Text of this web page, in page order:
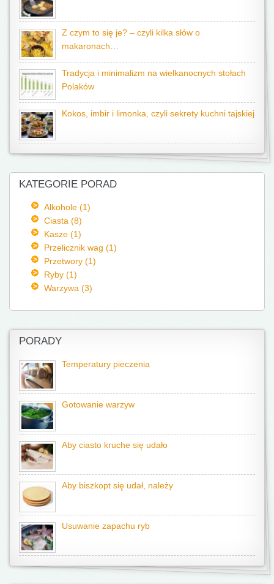
Z czym to się je? – czyli kilka słów o
makaronach…
Tradycja i minimalizm na wielkanocnych stołach
Polaków
Kokos, imbir i limonka, czyli sekrety kuchni tajskiej
KATEGORIE PORAD
Alkohole (1)
Ciasta (8)
Kasze (1)
Przelicznik wag (1)
Przetwory (1)
Ryby (1)
Warzywa (3)
PORADY
Temperatury pieczenia
Gotowanie warzyw
Aby ciasto kruche się udało
Aby biszkopt się udał, należy
Usuwanie zapachu ryb